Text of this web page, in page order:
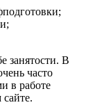
занятости. В
часто
в работе